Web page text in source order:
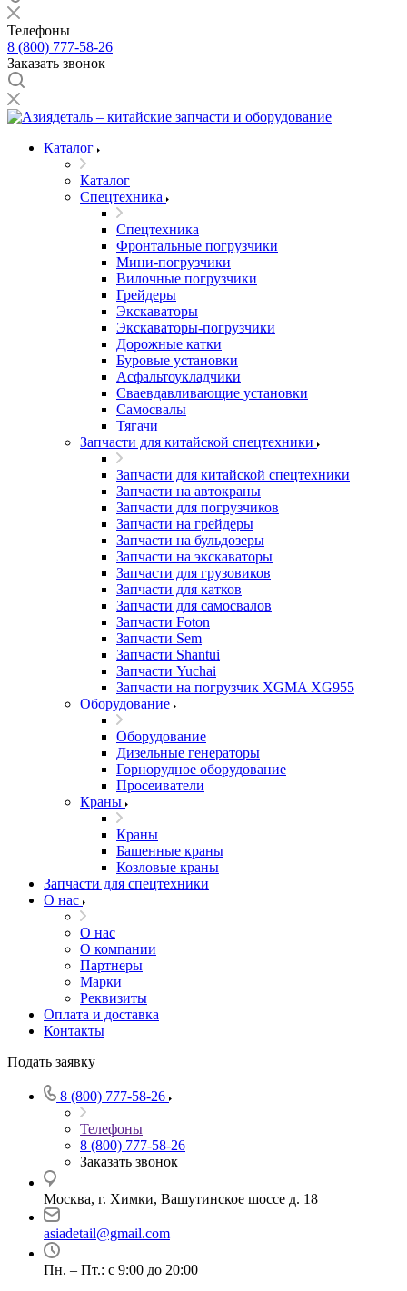
Телефоны
8 (800) 777-58-26
Заказать звонок
Каталог
Каталог
Спецтехника
Спецтехника
Фронтальные погрузчики
Мини-погрузчики
Вилочные погрузчики
Грейдеры
Экскаваторы
Экскаваторы-погрузчики
Дорожные катки
Буровые установки
Асфальтоукладчики
Сваевдавливающие установки
Самосвалы
Тягачи
Запчасти для китайской спецтехники
Запчасти для китайской спецтехники
Запчасти на автокраны
Запчасти для погрузчиков
Запчасти на грейдеры
Запчасти на бульдозеры
Запчасти на экскаваторы
Запчасти для грузовиков
Запчасти для катков
Запчасти для самосвалов
Запчасти Foton
Запчасти Sem
Запчасти Shantui
Запчасти Yuchai
Запчасти на погрузчик XGMA XG955
Оборудование
Оборудование
Дизельные генераторы
Горнорудное оборудование
Просеиватели
Краны
Краны
Башенные краны
Козловые краны
Запчасти для спецтехники
О нас
О нас
О компании
Партнеры
Марки
Реквизиты
Оплата и доставка
Контакты
Подать заявку
8 (800) 777-58-26
Телефоны
8 (800) 777-58-26
Заказать звонок
Москва, г. Химки, Вашутинское шоссе д. 18
asiadetail@gmail.com
Пн. – Пт.: с 9:00 до 20:00